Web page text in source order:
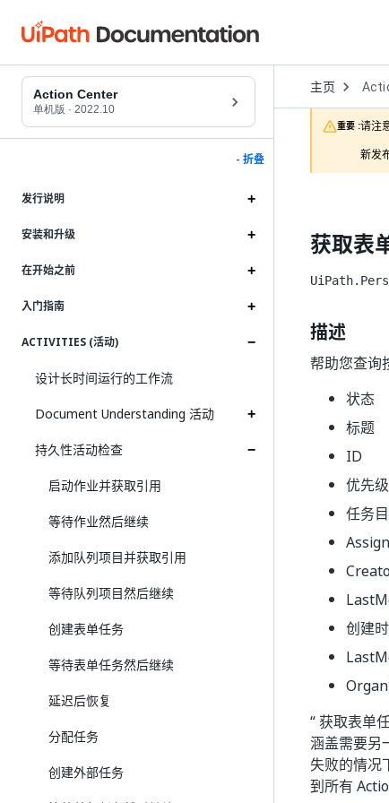
Action Center
单机版 · 2022.10
- 折叠
发行说明
安装和升级
在开始之前
入门指南
ACTIVITIES (活动)
设计长时间运行的工作流
Document Understanding 活动
持久性活动检查
启动作业并获取引用
等待作业然后继续
添加队列项目并获取引用
等待队列项目然后继续
创建表单任务
等待表单任务然后继续
延迟后恢复
分配任务
创建外部任务
主页 Open
to
重要 :请注
新发
获取表
描述
帮助您查询
状态
标题
ID
优先级
任务
创建
“ 获取表单
涵盖需要另
失败的情况
到所有